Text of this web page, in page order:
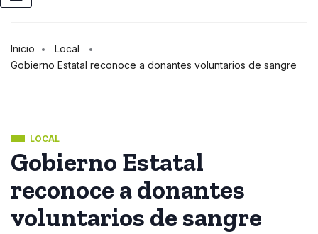
Inicio
Local
Gobierno Estatal reconoce a donantes voluntarios de sangre
LOCAL
Gobierno Estatal
reconoce a donantes
voluntarios de sangre